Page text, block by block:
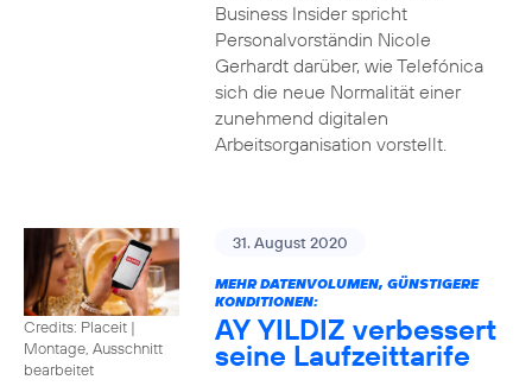
Business Insider spricht
Personalvorständin Nicole
Gerhardt darüber, wie Telefónica
sich die neue Normalität einer
zunehmend digitalen
Arbeitsorganisation vorstellt.
Credits: Placeit |
Montage, Ausschnitt
bearbeitet
31. August 2020
MEHR DATENVOLUMEN, GÜNSTIGERE
KONDITIONEN:
AY YILDIZ verbessert
seine Laufzeittarife